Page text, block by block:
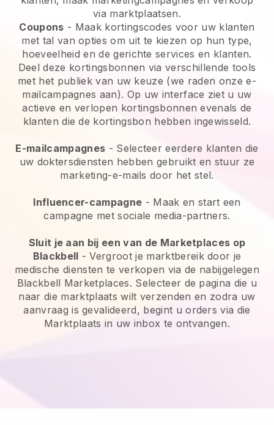
via marktplaatsen.
Coupons - Maak kortingscodes voor uw klanten
met tal van opties om uit te kiezen op hun type,
hoeveelheid en de gerichte services en klanten.
Deel deze kortingsbonnen via verschillende tools
met het publiek van uw keuze (we raden onze e-
mailcampagnes aan). Op uw interface ziet u uw
actieve en verlopen kortingsbonnen evenals de
klanten die de kortingsbon hebben ingewisseld.
E-mailcampagnes - Selecteer eerdere klanten die
uw doktersdiensten hebben gebruikt en stuur ze
marketing-e-mails door het stel.
Influencer-campagne - Maak en start een
campagne met sociale media-partners.
Sluit je aan bij een van de Marketplaces op
Blackbell - Vergroot je marktbereik door je
medische diensten te verkopen via de nabijgelegen
Blackbell Marketplaces. Selecteer de pagina die u
naar die marktplaats wilt verzenden en zodra uw
aanvraag is gevalideerd, begint u orders via die
Marktplaats in uw inbox te ontvangen.